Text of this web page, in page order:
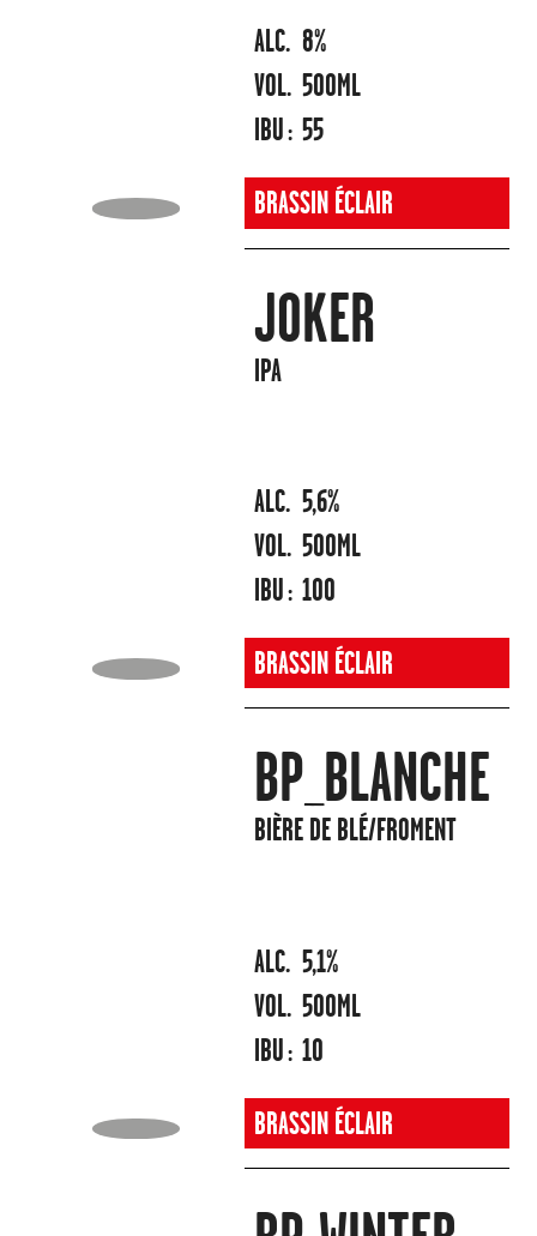
ALC. 8%
VOL. 500ML
IBU : 55
BRASSIN ÉCLAIR
JOKER
IPA
ALC. 5,6%
VOL. 500ML
IBU : 100
BRASSIN ÉCLAIR
BP_BLANCHE
BIÈRE DE BLÉ/FROMENT
ALC. 5,1%
VOL. 500ML
IBU : 10
BRASSIN ÉCLAIR